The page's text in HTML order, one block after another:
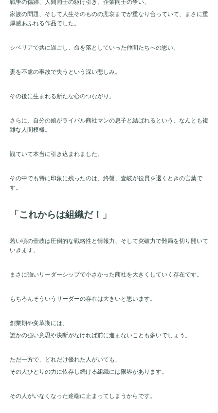
戦争の傷跡、人間同士の駆け引き、企業同士の争い、
家族の問題、そして人生そのものの悲哀までが重なり合っていて、まさに重
厚感あふれる作品でした。
シベリアで共に過ごし、命を落としていった仲間たちへの思い。
妻を不慮の事故で失うという深い悲しみ。
その後に生まれる新たな心のつながり。
さらに、自分の娘がライバル商社マンの息子と結ばれるという、なんとも複
雑な人間模様。
観ていて本当に引き込まれました。
その中でも特に印象に残ったのは、終盤、壹岐が役員を退くときの言葉で
す。
「これからは組織だ！」
若い頃の壹岐は圧倒的な戦略性と情報力、そして突破力で難局を切り開いて
いきます。
まさに強いリーダーシップで小さかった商社を大きくしていく存在です。
もちろんそういうリーダーの存在は大きいと思います。
創業期や変革期には、
誰かの強い意思や決断がなければ前に進まないことも多いでしょう。
ただ一方で、どれだけ優れた人がいても、
その人ひとりの力に依存し続ける組織には限界があります。
その人がいなくなった途端に止まってしまうからです。